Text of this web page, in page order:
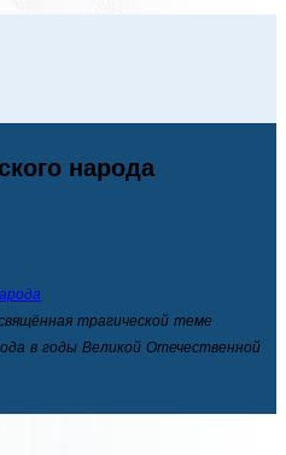
народа
трагической теме
в годы Великой Отечественной